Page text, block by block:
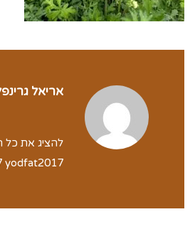
אריאל
להציג את כל
yodfat2017